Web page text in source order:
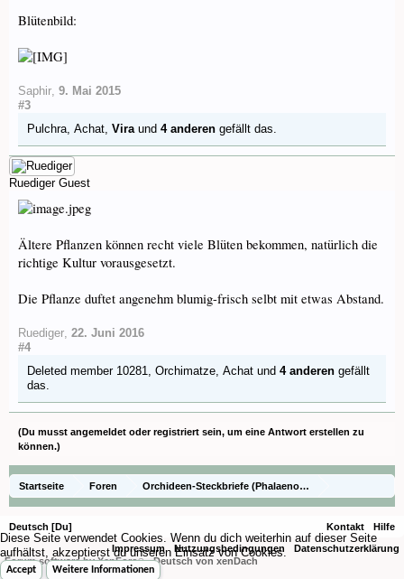
Blütenbild:
Saphir, 9. Mai 2015
#3
Pulchra, Achat, Viraund 4 anderen gefällt das.
Ruediger Guest
Ältere Pflanzen können recht viele Blüten bekommen, natürlich die
richtige Kultur vorausgesetzt.
Die Pflanze duftet angenehm blumig-frisch selbt mit etwas Abstand.
Ruediger, 22. Juni 2016
#4
Deleted member 10281, Orchimatze, Achat und 4 anderen gefällt
das.
(Du musst angemeldet oder registriert sein, um eine Antwort erstellen zu
können.)
Startseite Foren
Orchideen-Steckbriefe (Phalaenopsis Naturformen
Steckbriefe - Phalaenopsis Naturformen
Deutsch [Du] Kontakt
Hilfe
Impressum
Nutzungsbedingungen
Datenschutzerklärung
Forum software by XenForo® -Deutsch von xenDach
Diese Seite verwendet Cookies. Wenn du dich weiterhin auf dieser Seite
aufhältst, akzeptierst du unseren Einsatz von Cookies.
Accept Weitere Informationen